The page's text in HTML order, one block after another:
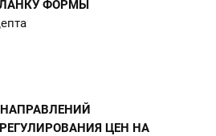
ФОРМЫ
ЦЕН НА